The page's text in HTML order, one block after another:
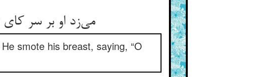
می‌زد او بر سر کای بی‌عقل سر ** می‌زد او بر سینه کای بی‌نور بر
smote his breast, saying, “O